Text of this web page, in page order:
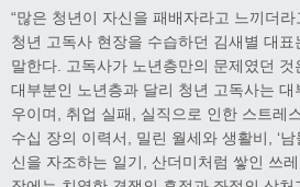
“많은 청년이 자신을 패배자라고 느끼더라
청년 고독사 현장을 수습하던 김새별 대
말한다. 고독사가 노년층만의 문제였던
대부분인 노년층과 달리 청년 고독사는
우이며, 취업 실패, 실직으로 인한 스트레
수십 장의 이력서, 밀린 월세와 생활비, ‘
신을 자조하는 일기, 산더미처럼 쌓인 쓰